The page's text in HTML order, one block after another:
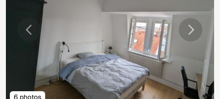
Précédente
6 photos